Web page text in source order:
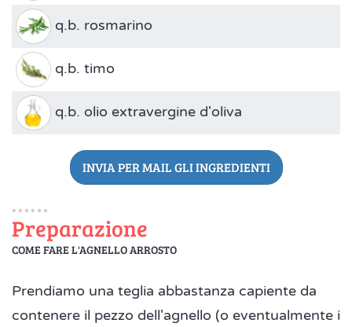
q.b. rosmarino
q.b. timo
q.b. olio extravergine d'oliva
INVIA PER MAIL GLI INGREDIENTI
Preparazione
COME FARE L'AGNELLO ARROSTO
Prendiamo una teglia abbastanza capiente da
contenere il pezzo dell'agnello (o eventualmente i